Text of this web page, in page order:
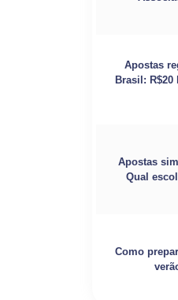
Apostas
Brasil: R$20
Apostas
Qual
Como